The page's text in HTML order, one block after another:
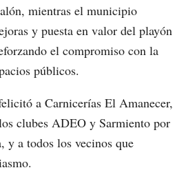
mientras el municipio
y puesta en valor del playón
el compromiso con la
públicos.
a Carnicerías El Amanecer,
clubes ADEO y Sarmiento por
y a todos los vecinos que